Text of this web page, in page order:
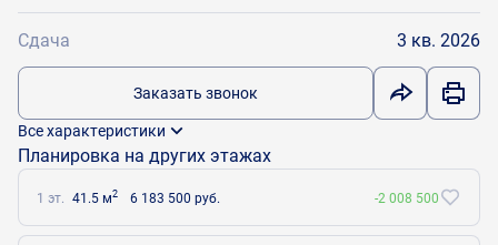
Сдача 3 кв. 2026
Заказать звонок
Все характеристики
Планировка на других этажах
1 эт. 41.5 м2 6 183 500 руб. -2 008 500